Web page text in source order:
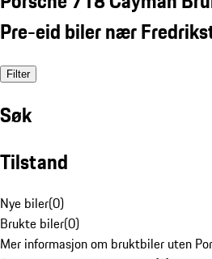
Pre-eid biler nær
Filter
Søk
Tilstand
Nye biler(0)
Brukte biler(0)
Mer informasjon om bruktbiler uten